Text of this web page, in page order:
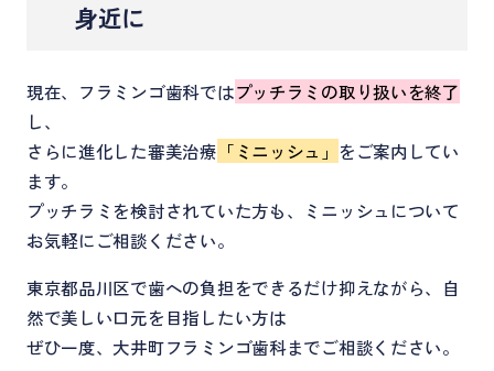
身近に
現在、フラミンゴ歯科ではプッチラミの取り扱いを終了
し、
さらに進化した審美治療 「ミニッシュ」 をご案内してい
ます。
プッチラミを検討されていた方も、ミニッシュについて
お気軽にご相談ください。
東京都品川区で歯への負担をできるだけ抑えながら、自
然で美しい口元を目指したい方は
ぜひ一度、大井町フラミンゴ歯科までご相談ください。